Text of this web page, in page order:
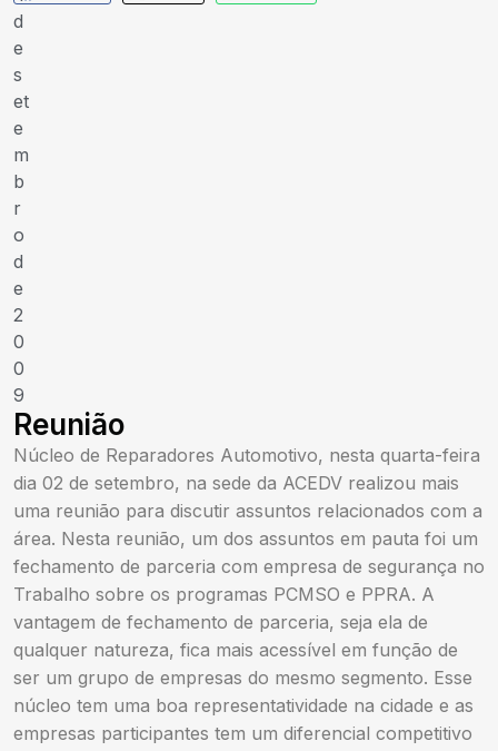
d
e
s
et
e
m
b
r
o
d
e
2
0
0
9
Reunião
Núcleo de Reparadores Automotivo, nesta quarta-feira
dia 02 de setembro, na sede da ACEDV realizou mais
uma reunião para discutir assuntos relacionados com a
área. Nesta reunião, um dos assuntos em pauta foi um
fechamento de parceria com empresa de segurança no
Trabalho sobre os programas PCMSO e PPRA. A
vantagem de fechamento de parceria, seja ela de
qualquer natureza, fica mais acessível em função de
ser um grupo de empresas do mesmo segmento. Esse
núcleo tem uma boa representatividade na cidade e as
empresas participantes tem um diferencial competitivo